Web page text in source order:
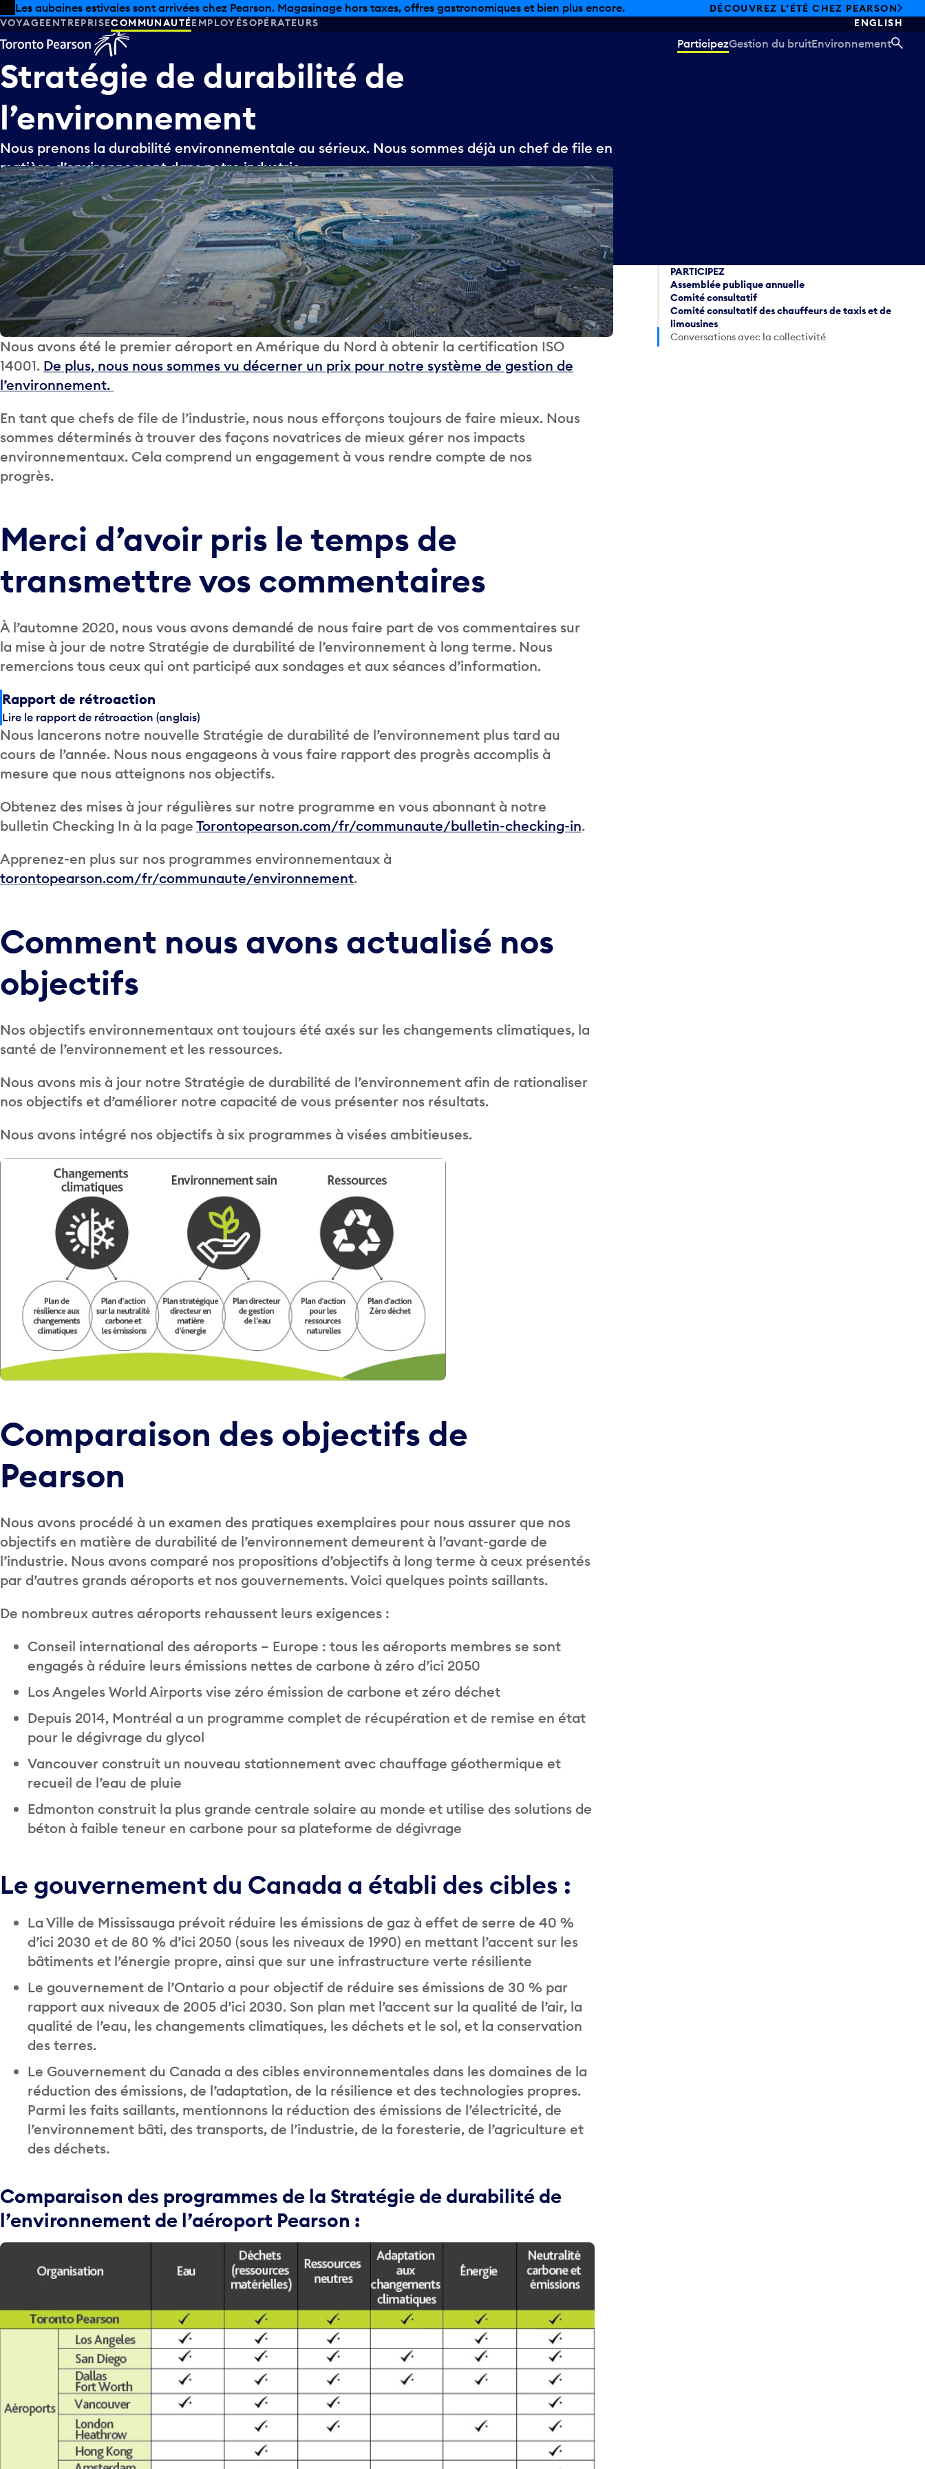
Skip to offers
Passer au contenu principal
Les aubaines estivales sont arrivées chez Pearson. Magasinage hors taxes, offres gastronomiques et bien plus encore.
DÉCOUVREZ L’ÉTÉ CHEZ PEARSON
VOYAGEENTREPRISECOMMUNAUTÉEMPLOYÉSOPÉRATEURS ENGLISH
ParticipezGestion du bruitEnvironnement
Stratégie de durabilité de
l’environnement
Nous prenons la durabilité environnementale au sérieux. Nous sommes déjà un chef de file en
matière d’environnement dans notre industrie.
Nous avons été le premier aéroport en Amérique du Nord à obtenir la certification ISO
14001. De plus, nous nous sommes vu décerner un prix pour notre système de gestion de
l’environnement.
En tant que chefs de file de l’industrie, nous nous efforçons toujours de faire mieux. Nous
sommes déterminés à trouver des façons novatrices de mieux gérer nos impacts
environnementaux. Cela comprend un engagement à vous rendre compte de nos
progrès.
Merci d’avoir pris le temps de
transmettre vos commentaires
À l’automne 2020, nous vous avons demandé de nous faire part de vos commentaires sur
la mise à jour de notre Stratégie de durabilité de l’environnement à long terme. Nous
remercions tous ceux qui ont participé aux sondages et aux séances d’information.
Rapport de rétroaction
Lire le rapport de rétroaction (anglais)
Nous lancerons notre nouvelle Stratégie de durabilité de l’environnement plus tard au
cours de l’année. Nous nous engageons à vous faire rapport des progrès accomplis à
mesure que nous atteignons nos objectifs.
Obtenez des mises à jour régulières sur notre programme en vous abonnant à notre
bulletin Checking In à la page Torontopearson.com/fr/communaute/bulletin-checking-in.
Apprenez-en plus sur nos programmes environnementaux à
torontopearson.com/fr/communaute/environnement.
Comment nous avons actualisé nos
objectifs
Nos objectifs environnementaux ont toujours été axés sur les changements climatiques, la
santé de l’environnement et les ressources.
Nous avons mis à jour notre Stratégie de durabilité de l’environnement afin de rationaliser
nos objectifs et d’améliorer notre capacité de vous présenter nos résultats.
Nous avons intégré nos objectifs à six programmes à visées ambitieuses.
Comparaison des objectifs de
Pearson
Nous avons procédé à un examen des pratiques exemplaires pour nous assurer que nos
objectifs en matière de durabilité de l’environnement demeurent à l’avant-garde de
l’industrie. Nous avons comparé nos propositions d’objectifs à long terme à ceux présentés
par d’autres grands aéroports et nos gouvernements. Voici quelques points saillants.
De nombreux autres aéroports rehaussent leurs exigences :
Conseil international des aéroports – Europe : tous les aéroports membres se sont
engagés à réduire leurs émissions nettes de carbone à zéro d’ici 2050
Los Angeles World Airports vise zéro émission de carbone et zéro déchet
Depuis 2014, Montréal a un programme complet de récupération et de remise en état
pour le dégivrage du glycol
Vancouver construit un nouveau stationnement avec chauffage géothermique et
recueil de l’eau de pluie
Edmonton construit la plus grande centrale solaire au monde et utilise des solutions de
béton à faible teneur en carbone pour sa plateforme de dégivrage
Le gouvernement du Canada a établi des cibles :
La Ville de Mississauga prévoit réduire les émissions de gaz à effet de serre de 40 %
d’ici 2030 et de 80 % d’ici 2050 (sous les niveaux de 1990) en mettant l’accent sur les
bâtiments et l’énergie propre, ainsi que sur une infrastructure verte résiliente
Le gouvernement de l’Ontario a pour objectif de réduire ses émissions de 30 % par
rapport aux niveaux de 2005 d’ici 2030. Son plan met l’accent sur la qualité de l’air, la
qualité de l’eau, les changements climatiques, les déchets et le sol, et la conservation
des terres.
Le Gouvernement du Canada a des cibles environnementales dans les domaines de la
réduction des émissions, de l’adaptation, de la résilience et des technologies propres.
Parmi les faits saillants, mentionnons la réduction des émissions de l’électricité, de
l’environnement bâti, des transports, de l’industrie, de la foresterie, de l’agriculture et
des déchets.
Comparaison des programmes de la Stratégie de durabilité de
l’environnement de l’aéroport Pearson :
PARTICIPEZ
Assemblée publique annuelle
Comité consultatif
Comité consultatif des chauffeurs de taxis et de
limousines
Conversations avec la collectivité